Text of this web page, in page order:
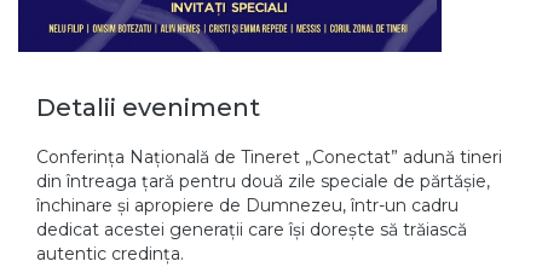
Detalii eveniment
Conferința Națională de Tineret „Conectat” adună tineri
din întreaga țară pentru două zile speciale de părtășie,
închinare și apropiere de Dumnezeu, într-un cadru
dedicat acestei generații care își dorește să trăiască
autentic credința.